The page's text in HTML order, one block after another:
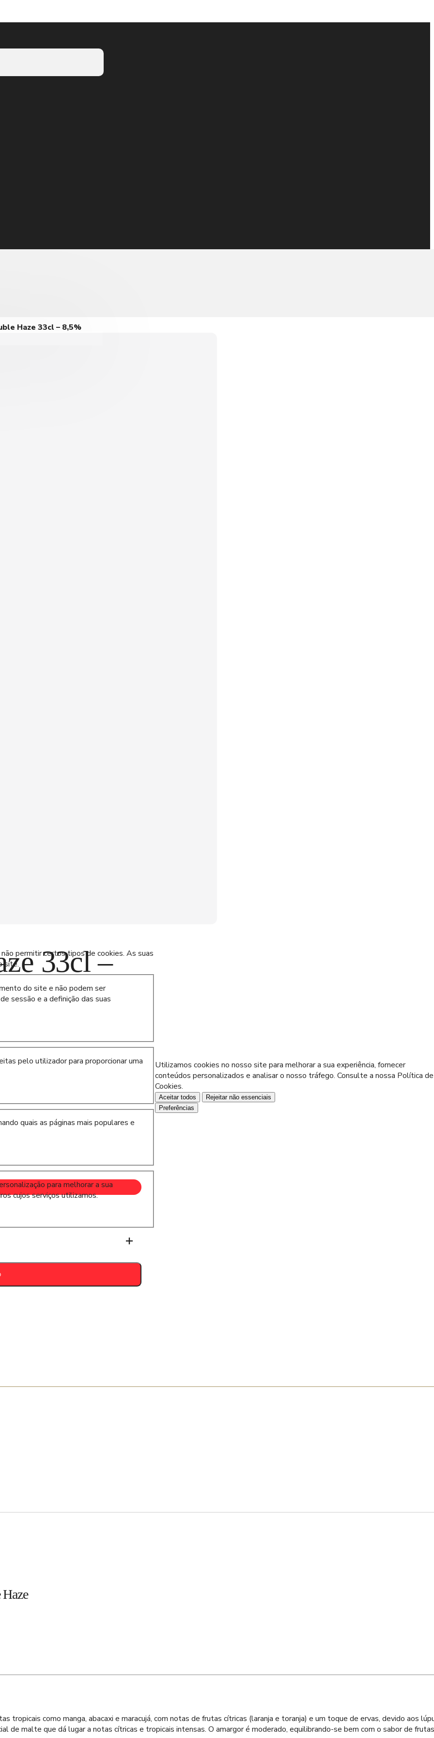
permitir certos tipos de cookies. As suas
site.
do site e não podem ser
sessão e a definição das suas
pelo utilizador para proporcionar uma
quais as páginas mais populares e
para melhorar a sua
cujos serviços utilizamos.
Utilizamos cookies no nosso site para melhorar a sua experiência, fornecer
conteúdos personalizados e analisar o nosso tráfego. Consulte a nossa Política de
Cookies.
Aceitar todos
Rejeitar não essenciais
Preferências
Haze 33cl – 8,5%
33cl –
tropicais como manga, abacaxi e maracujá, com notas de frutas cítricas (laranja e toranja) e um toque de ervas, devido aos
de malte que dá lugar a notas cítricas e tropicais intensas. O amargor é moderado, equilibrando-se bem com o sabor de